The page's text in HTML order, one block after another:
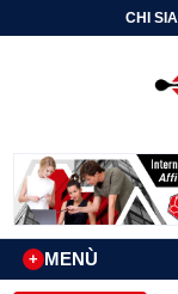
CHI
MENÙ
+